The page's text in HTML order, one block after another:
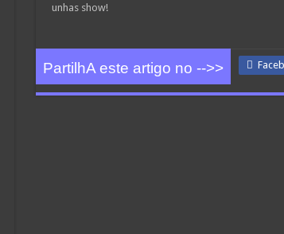
unhas show!
PartilhA este artigo no -->>